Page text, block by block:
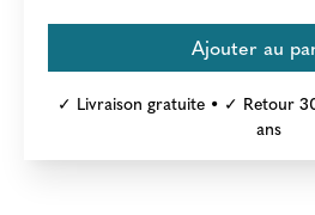
✓ Livraison gratuite • ✓ Retour
ans